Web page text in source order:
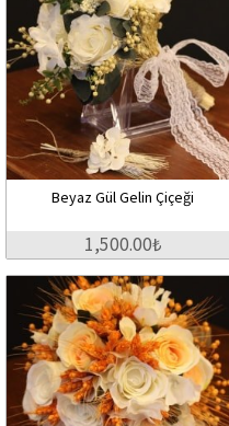
Beyaz Gül Gelin Çiçeği
1,500.00₺